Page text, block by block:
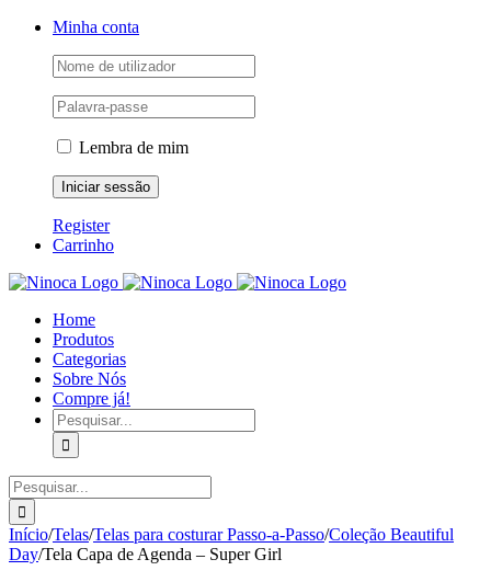
Skip
Facebook
Instagram
YouTubeMinha conta
Lembra de mim
Register
Carrinho
Home
Produtos
Categorias
Sobre Nós
Compre já!
Pesquisar
Pesquisar
Início/Telas/Telas para costurar Passo-a-Passo/Coleção Beautiful
Day/Tela Capa de Agenda – Super Girl